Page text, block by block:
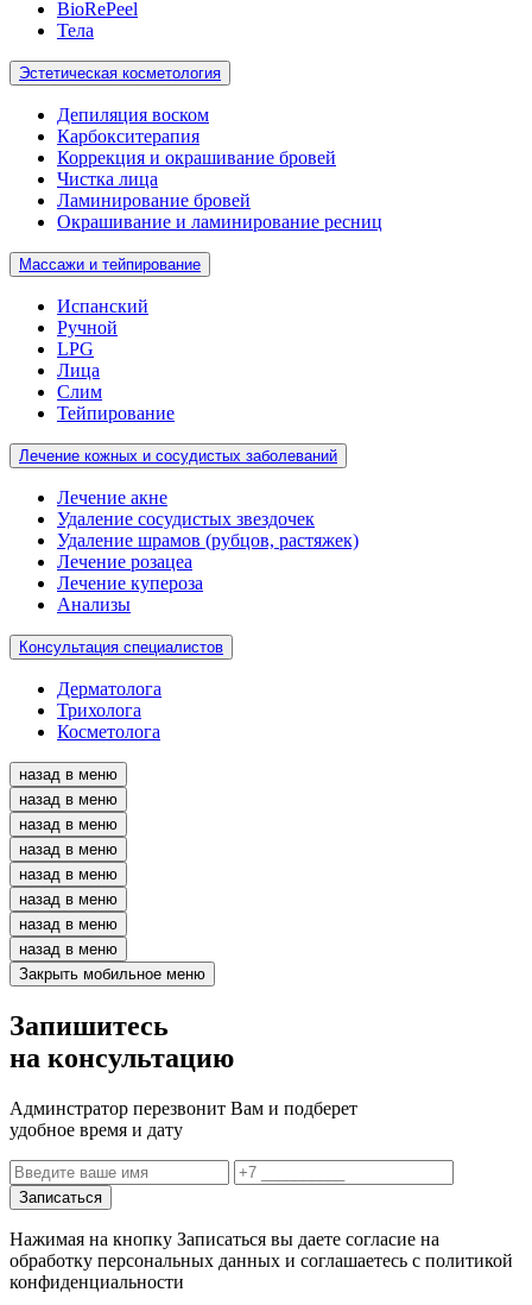
BioRePeel
Тела
Эстетическая косметология
Депиляция воском
Карбокситерапия
Коррекция и окрашивание бровей
Чистка лица
Ламинирование бровей
Окрашивание и ламинирование ресниц
Массажи и тейпирование
Испанский
Ручной
LPG
Лица
Слим
Тейпирование
Лечение кожных и сосудистых заболеваний
Лечение акне
Удаление сосудистых звездочек
Удаление шрамов (рубцов, растяжек)
Лечение розацеа
Лечение купероза
Анализы
Консультация специалистов
Дерматолога
Трихолога
Косметолога
назад в меню
назад в меню
назад в меню
назад в меню
назад в меню
назад в меню
назад в меню
назад в меню
Закрыть мобильное меню
Запишитесь
на консультацию
Админстратор перезвонит Вам и подберет
удобное время и дату
Записаться
Нажимая на кнопку Записаться вы даете согласие на
обработку персональных данных и соглашаетесь с политикой
конфиденциальности